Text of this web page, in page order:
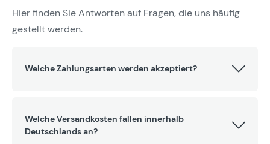
Hier finden Sie Antworten auf Fragen, die uns häufig
gestellt werden.
Welche Zahlungsarten werden akzeptiert?
Welche Versandkosten fallen innerhalb
Deutschlands an?